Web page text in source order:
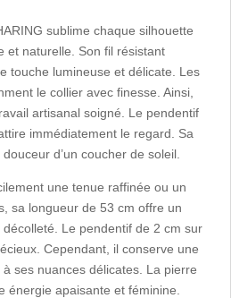
sublime chaque silhouette
et naturelle. Son fil résistant
touche lumineuse et délicate. Les
le collier avec finesse. Ainsi,
artisanal soigné. Le pendentif
immédiatement le regard. Sa
d’un coucher de soleil.
une tenue raffinée ou un
sa longueur de 53 cm offre un
Le pendentif de 2 cm sur
Cependant, il conserve une
ses nuances délicates. La pierre
énergie apaisante et féminine.